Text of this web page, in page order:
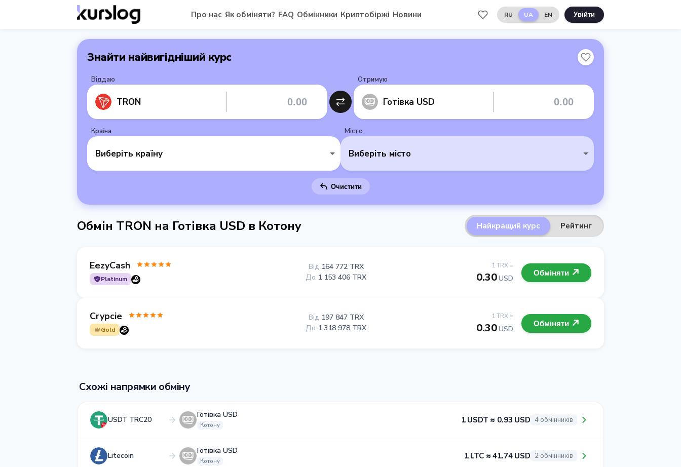
Про нас Як обміняти? FAQ Обмінники Криптобіржі Новини RU UA EN Увійти
Знайти найвигідніший курс
Віддаю
TRON
Отримую
Готівка USD
Країна
Виберіть країну
Місто
Виберіть місто
Очистити
Обмін TRON на Готівка USD в Котону Найкращий курс Рейтинг
EezyCash
Platinum
1 TRX =
0.30USD
Від 164 772 TRX
До 1 153 406 TRX Обміняти
Crypcie
Gold
1 TRX =
0.30USD
Від 197 847 TRX
До 1 318 978 TRX Обміняти
Схожі напрямки обміну
USDT TRC20
Готівка USD
Котону
1 USDT ≈ 0.93 USD 4 обмінників
Litecoin
Готівка USD
Котону
1 LTC ≈ 41.74 USD 2 обмінників